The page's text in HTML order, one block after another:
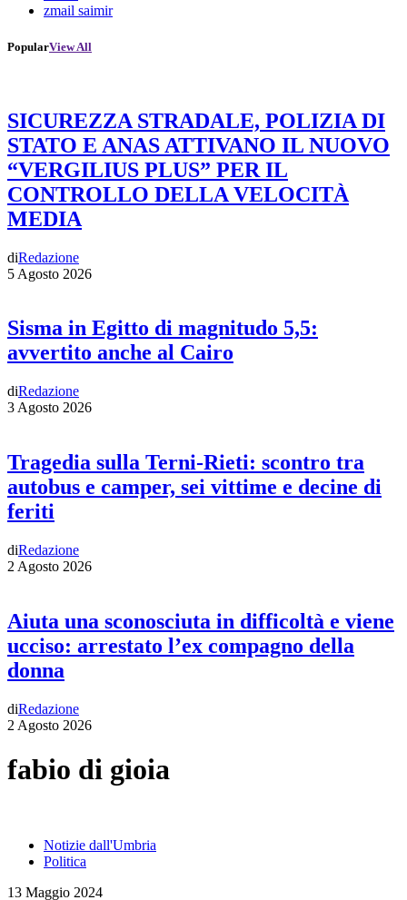
zmail saimir
PopularView All
SICUREZZA STRADALE, POLIZIA DI
STATO E ANAS ATTIVANO IL NUOVO
“VERGILIUS PLUS” PER IL
CONTROLLO DELLA VELOCITÀ
MEDIA
diRedazione
5 Agosto 2026
Sisma in Egitto di magnitudo 5,5:
avvertito anche al Cairo
diRedazione
3 Agosto 2026
Tragedia sulla Terni-Rieti: scontro tra
autobus e camper, sei vittime e decine di
feriti
diRedazione
2 Agosto 2026
Aiuta una sconosciuta in difficoltà e viene
ucciso: arrestato l’ex compagno della
donna
diRedazione
2 Agosto 2026
fabio di gioia
Notizie dall'Umbria
Politica
13 Maggio 2024